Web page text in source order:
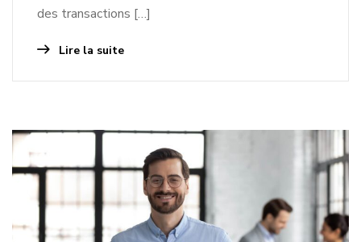
des transactions […]
Lire la suite